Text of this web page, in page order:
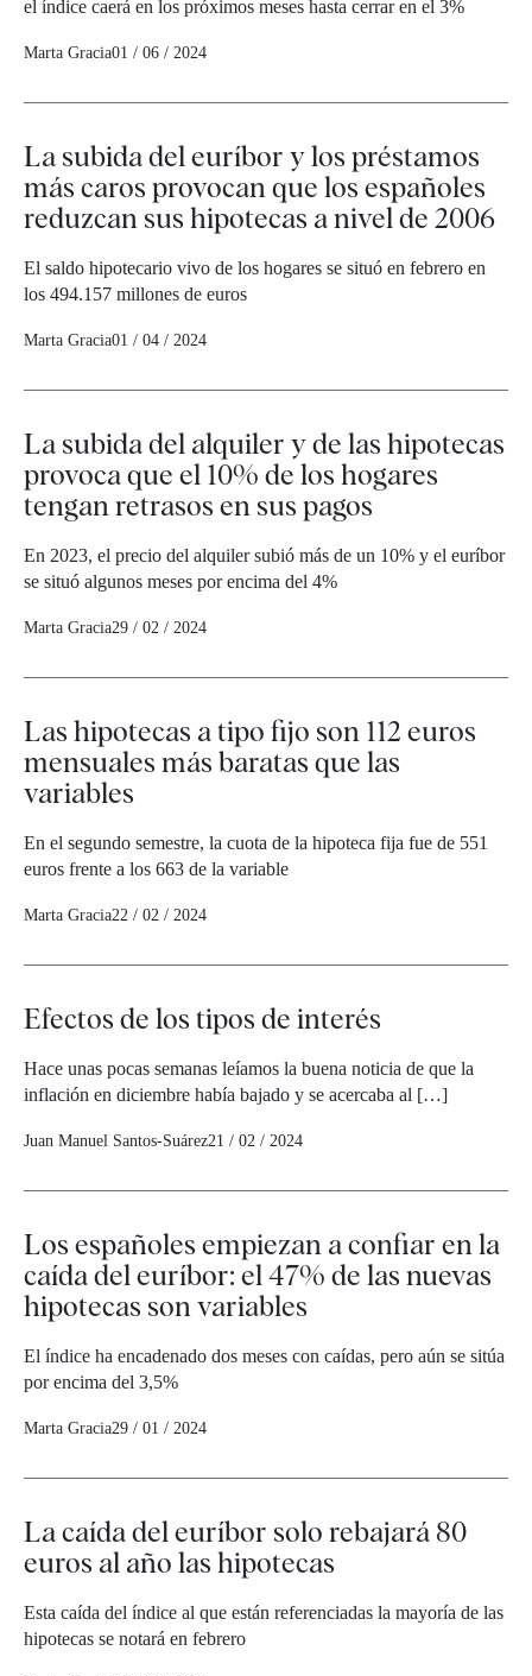
el índice caerá en los próximos meses hasta cerrar en el 3%
Marta Gracia01 / 06 / 2024
La subida del euríbor y los préstamos
más caros provocan que los españoles
reduzcan sus hipotecas a nivel de 2006
El saldo hipotecario vivo de los hogares se situó en febrero en
los 494.157 millones de euros
Marta Gracia01 / 04 / 2024
La subida del alquiler y de las hipotecas
provoca que el 10% de los hogares
tengan retrasos en sus pagos
En 2023, el precio del alquiler subió más de un 10% y el euríbor
se situó algunos meses por encima del 4%
Marta Gracia29 / 02 / 2024
Las hipotecas a tipo fijo son 112 euros
mensuales más baratas que las
variables
En el segundo semestre, la cuota de la hipoteca fija fue de 551
euros frente a los 663 de la variable
Marta Gracia22 / 02 / 2024
Efectos de los tipos de interés
Hace unas pocas semanas leíamos la buena noticia de que la
inflación en diciembre había bajado y se acercaba al […]
Juan Manuel Santos-Suárez21 / 02 / 2024
Los españoles empiezan a confiar en la
caída del euríbor: el 47% de las nuevas
hipotecas son variables
El índice ha encadenado dos meses con caídas, pero aún se sitúa
por encima del 3,5%
Marta Gracia29 / 01 / 2024
La caída del euríbor solo rebajará 80
euros al año las hipotecas
Esta caída del índice al que están referenciadas la mayoría de las
hipotecas se notará en febrero